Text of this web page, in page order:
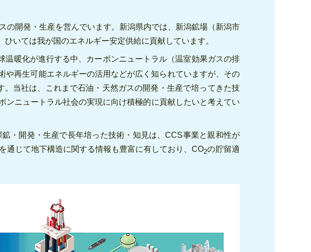
の開発・生産を営んでいます。新潟県内では、新潟鉱場（新潟市
いては我が国のエネルギー安定供給に貢献しています。
暖化が進行する中、カーボンニュートラル（温室効果ガスの排
再生可能エネルギーの活用などが広く知られていますが、その
当社は、これまで石油・天然ガスの開発・生産で培ってきた技
ンニュートラル社会の実現に向け積極的に貢献したいと考えてい
・開発・生産で長年培った技術・知見は、CCS事業と親和性が
通じて地下構造に関する情報も豊富に有しており、CO2の貯留適